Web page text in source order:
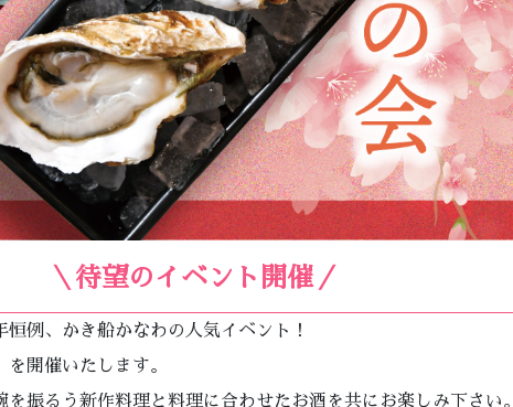
＼待望のイベント開催／
例、かき船かなわの人気イベント！
を開催いたします。
を振るう新作料理と料理に合わせたお酒を共にお楽しみ下さい。